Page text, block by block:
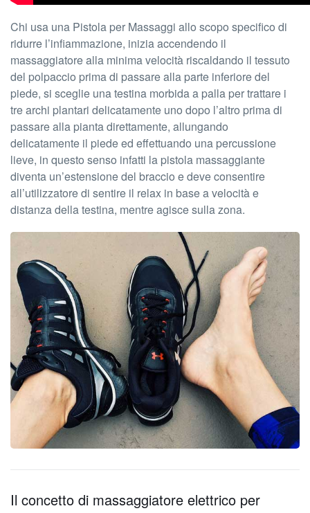
Chi usa una Pistola per Massaggi allo scopo specifico di
ridurre l’infiammazione, inizia accendendo il
massaggiatore alla minima velocità riscaldando il tessuto
del polpaccio prima di passare alla parte inferiore del
piede, si sceglie una testina morbida a palla per trattare i
tre archi plantari delicatamente uno dopo l’altro prima di
passare alla pianta direttamente, allungando
delicatamente il piede ed effettuando una percussione
lieve, in questo senso infatti la pistola massaggiante
diventa un’estensione del braccio e deve consentire
all’utilizzatore di sentire il relax in base a velocità e
distanza della testina, mentre agisce sulla zona.
Il concetto di massaggiatore elettrico per